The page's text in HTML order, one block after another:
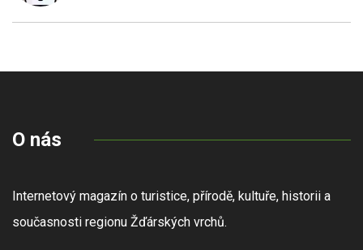
O nás
Internetový magazín o turistice, přírodě, kultuře, historii a
současnosti regionu Žďárských vrchů.